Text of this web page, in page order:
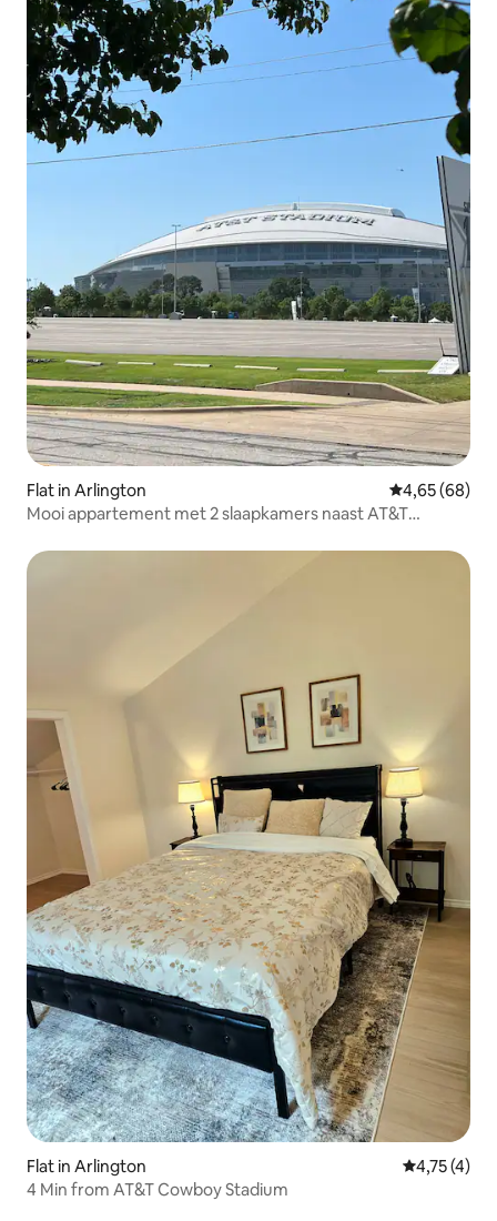
Flat in Arlington Gemiddelde
4,65 (68)
Mooi appartement met 2 slaapkamers naast AT&T
Flat in Arlington
4,75 (4)
4 Min from AT&T Cowboy Stadium